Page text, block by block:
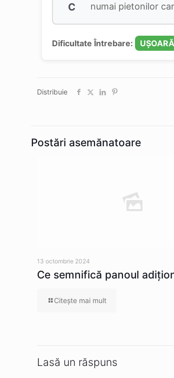
C numai pietonilor
Dificultate Întrebare: UȘOARĂ
Distribuie
Postări asemănatoare
13 octombrie 2024
Ce semnifică panoul
Citeşte mai mult
Lasă un răspuns